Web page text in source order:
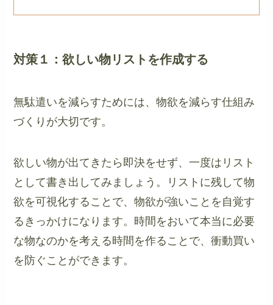
対策１：欲しい物リストを作成する
無駄遣いを減らすためには、物欲を減らす仕組み
づくりが大切です。
欲しい物が出てきたら即決をせず、一度はリスト
として書き出してみましょう。リストに残して物
欲を可視化することで、物欲が強いことを自覚す
るきっかけになります。時間をおいて本当に必要
な物なのかを考える時間を作ることで、衝動買い
を防ぐことができます。